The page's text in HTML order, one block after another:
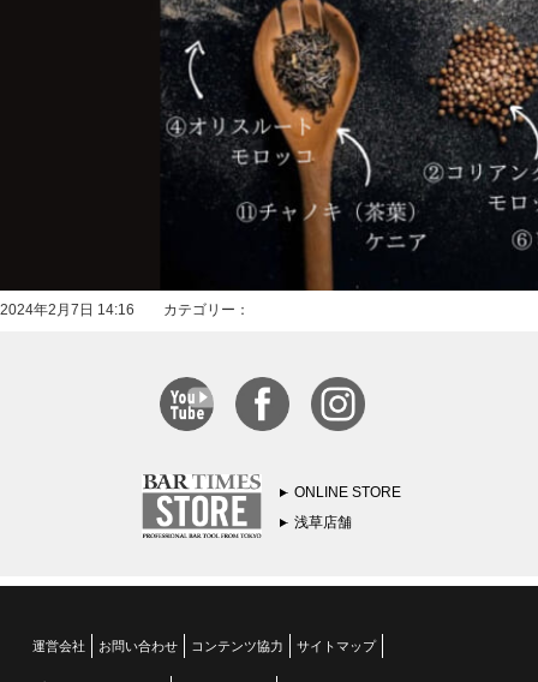
2024年2月7日 14:16 カテゴリー：
ONLINE STORE
浅草店舗
運営会社 お問い合わせ コンテンツ協力 サイトマップ